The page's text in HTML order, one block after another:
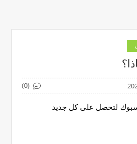
(0)
لتحصل على كل جديد